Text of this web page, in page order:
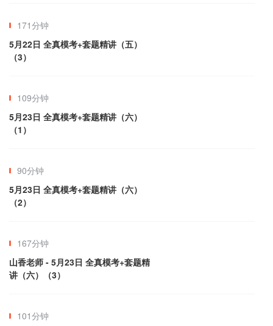
171分钟
5月22日 全真模考+套题精讲（五）
（3）
109分钟
5月23日 全真模考+套题精讲（六）
（1）
90分钟
5月23日 全真模考+套题精讲（六）
（2）
167分钟
山香老师 - 5月23日 全真模考+套题精
讲（六）（3）
101分钟